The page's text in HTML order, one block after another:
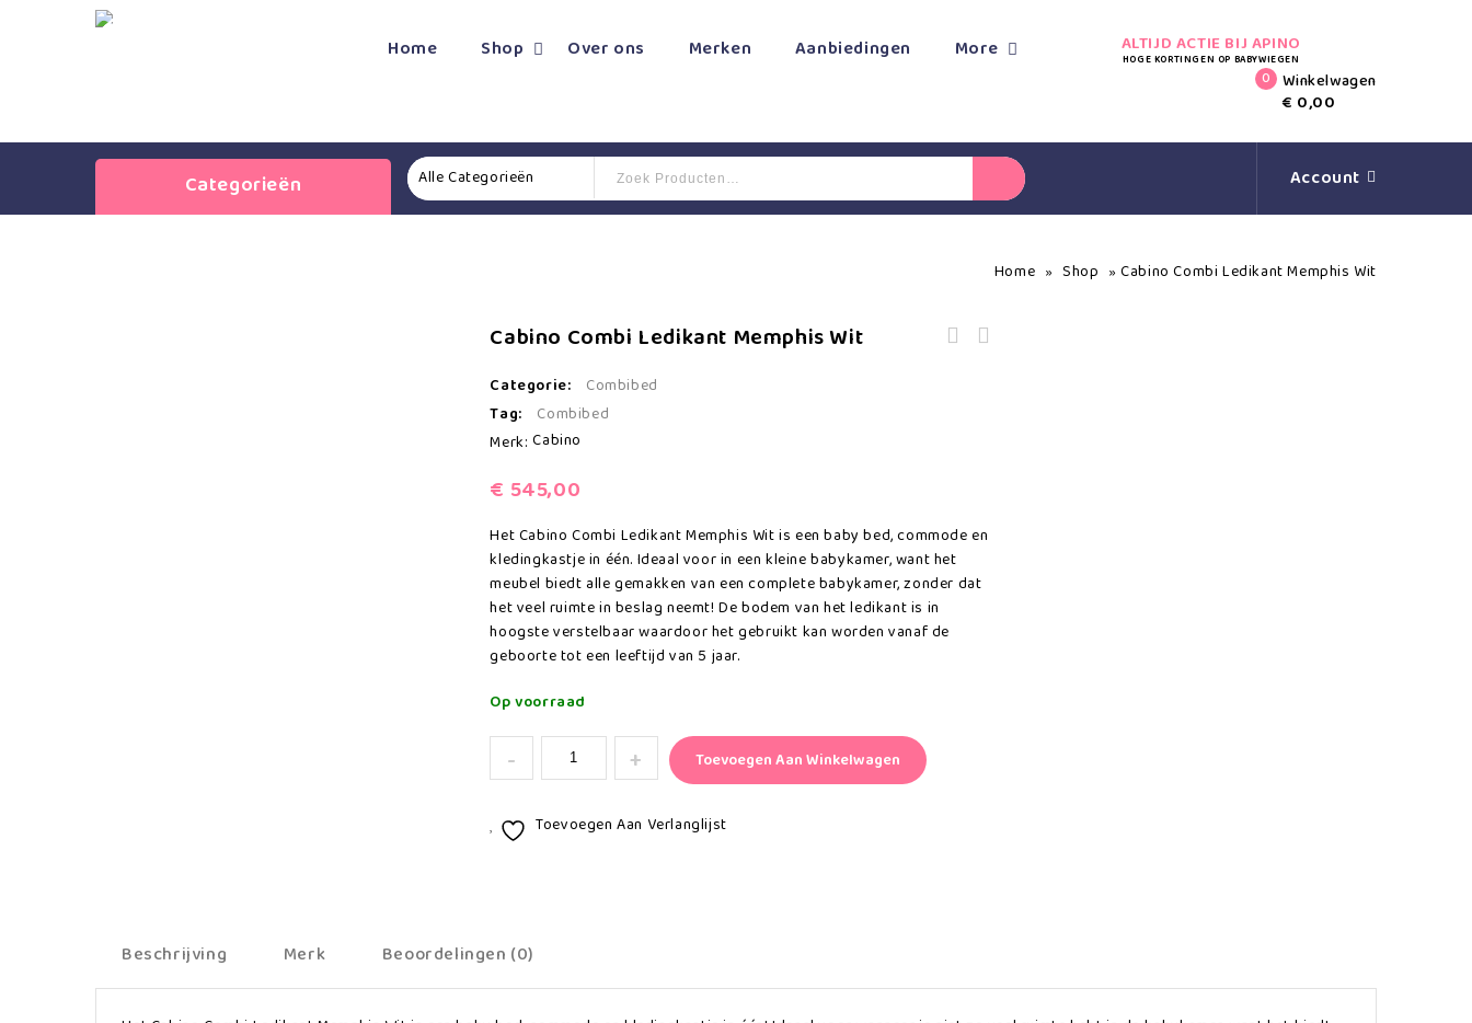
Home Shop Over ons Merken Aanbiedingen More ALTIJD ACTIE BIJ APINO
HOGE KORTINGEN OP BABYWIEGEN
0 Winkelwagen
€ 0,00
Categorieën Alle Categorieën Account
Home » Shop »Cabino Combi Ledikant Memphis Wit
Cabino Combi Ledikant Memphis Wit
Categorie:
Combibed
Tag:
Combibed
Merk: Cabino
€ 545,00
Het Cabino Combi Ledikant Memphis Wit is een baby bed, commode en
kledingkastje in één. Ideaal voor in een kleine babykamer, want het
meubel biedt alle gemakken van een complete babykamer, zonder dat
het veel ruimte in beslag neemt! De bodem van het ledikant is in
hoogste verstelbaar waardoor het gebruikt kan worden vanaf de
geboorte tot een leeftijd van 5 jaar.
Op voorraad
Toevoegen Aan Winkelwagen
Toevoegen Aan Verlanglijst
Beschrijving Merk Beoordelingen (0)